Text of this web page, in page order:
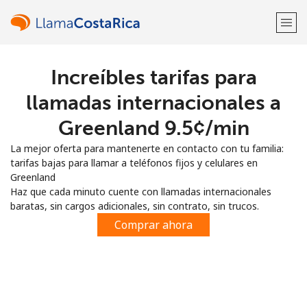
¡Bienvenido!
Regístrate con
o
Increíbles tarifas para
llamadas internacionales a
Greenland ⁦9.5¢⁩/min
La mejor oferta para mantenerte en contacto con tu familia:
tarifas bajas para llamar a teléfonos fijos y celulares en
Greenland
Haz que cada minuto cuente con llamadas internacionales
baratas, sin cargos adicionales, sin contrato, sin trucos.
Comprar ahora